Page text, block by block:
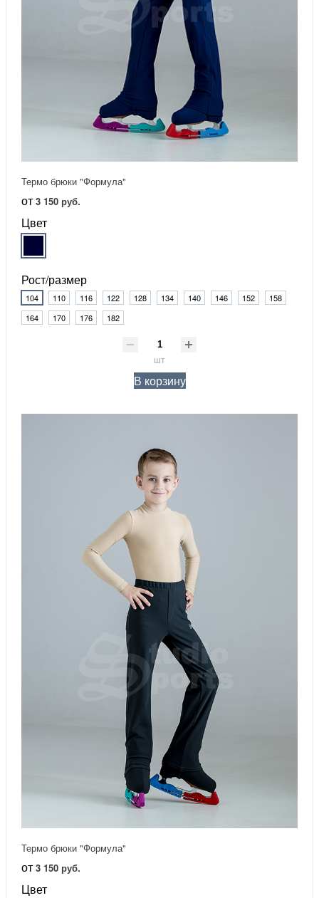
Термо брюки "Формула"
от 3 150 руб.
Цвет
Рост/размер
104 110 116 122 128 134 140 146 152
158
164
170 176 182
шт
В корзину
Термо брюки "Формула"
от 3 150 руб.
Цвет